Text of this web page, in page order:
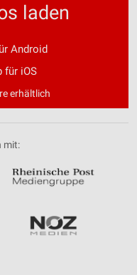
laden
Android
für iOS
erhältlich
mit: